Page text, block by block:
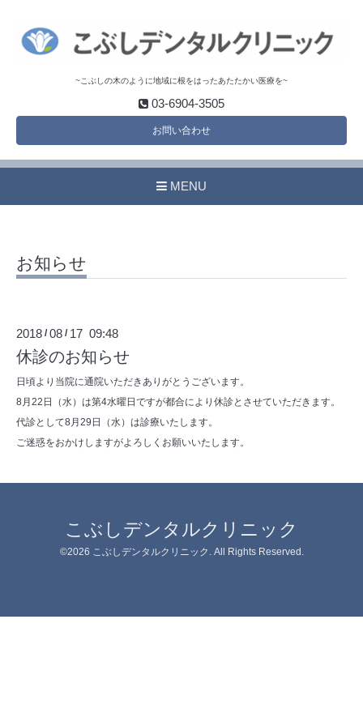
~こぶしの木のように地域に根をはったあたたかい医療を~
03-6904-3505
お問い合わせ
MENU
お知らせ
2018 /08 / 17 09:48
休診のお知らせ
日頃より当院に通院いただきありがとうございます。
8月22日（水）は第4水曜日ですが都合により休診とさせていただきます。
代診として8月29日（水）は診療いたします。
ご迷惑をおかけしますがよろしくお願いいたします。
こぶしデンタルクリニック
©2026 こぶしデンタルクリニック . All Rights Reserved.